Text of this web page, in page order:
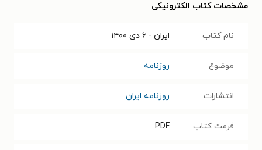
مشخصات کتاب الکترونیکی
نام کتاب ایران - ۶ دی ۱۴۰۰
موضوع روزنامه
انتشارات روزنامه ایران
فرمت کتاب PDF